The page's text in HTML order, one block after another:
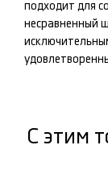
подходит для
несравненный
С этим